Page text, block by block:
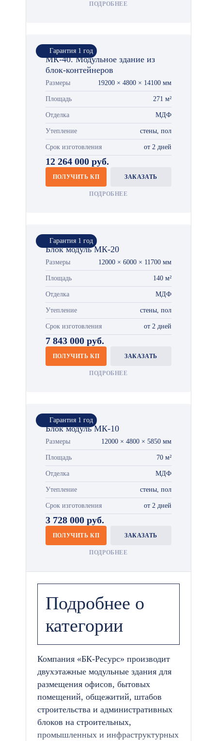
ПОДРОБНЕЕ
Гарантия 1 год
МК-40. Модульное здание из
блок-контейнеров
Размеры 19200 × 4800 × 14100 мм
Площадь 271 м²
Отделка МДФ
Утепление стены, пол
Срок изготовления от 2 дней
12 264 000 руб.
ПОЛУЧИТЬ КП ЗАКАЗАТЬ
ПОДРОБНЕЕ
Гарантия 1 год
Блок модуль МК-20
Размеры 12000 × 6000 × 11700 мм
Площадь 140 м²
Отделка МДФ
Утепление стены, пол
Срок изготовления от 2 дней
7 843 000 руб.
ПОЛУЧИТЬ КП ЗАКАЗАТЬ
ПОДРОБНЕЕ
Гарантия 1 год
Блок модуль МК-10
Размеры 12000 × 4800 × 5850 мм
Площадь 70 м²
Отделка МДФ
Утепление стены, пол
Срок изготовления от 2 дней
3 728 000 руб.
ПОЛУЧИТЬ КП ЗАКАЗАТЬ
ПОДРОБНЕЕ
Подробнее о
категории
Компания «БК-Ресурс» производит
двухэтажные модульные здания для
размещения офисов, бытовых
помещений, общежитий, штабов
строительства и административных
блоков на строительных,
промышленных и инфраструктурных